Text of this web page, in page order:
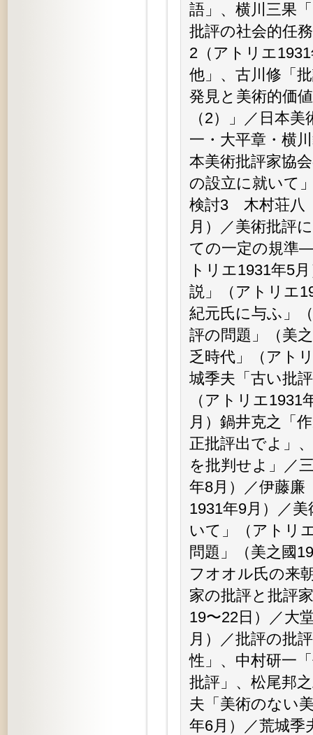
語」、横川三果
批評の社会的任
2（アトリエ
他」、古川修「
発見と美術的価
（2）」／日本
一・大平章・横
本美術批評家協
の設立に就いて
検討3 木村荘八
月）／美術批評
ての一定の規準
トリエ1931年5
説」（アトリエ
紀元氏に与ふ」
評の問題」（美
乏時代」（アト
城季夫「古い批
（アトリエ
月）鍋井克之「
正批評出でよ」
を批判せよ」／
年8月）／伊藤廉
1931年9月）／
いて」（アトリ
問題」（美之國
フオオル氏の来
家の批評と批評
19〜22日）／大
月）／批評の批
性」、中村研一
批評」、松尾邦
夫「美術のない
年6月）／荒城